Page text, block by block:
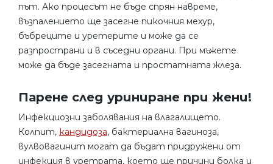
път. Ако процесът не бъде спрян навреме,
възпалението ще засегне пикочния мехур,
бъбреците и уретерите и може да се
разпространи и в съседни органи. При мъжете
може да бъде засегната и простатната жлеза.
Парене след уриниране при жени!
Инфекциозни заболявания на влагалището.
Колпит, кандидоза, бактериална вагиноза,
вулвовагинит могат да бъдат придружени от
инфекция в уретрата, което ще причини болка и